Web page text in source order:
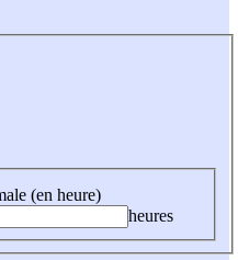
(en heure)
heures